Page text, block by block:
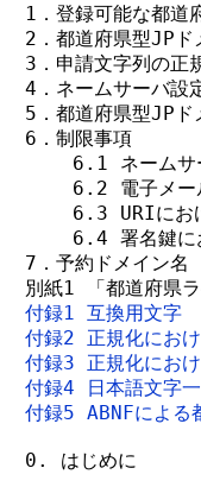
1．登録可能な都道
2．都道府県型JPド
3．申請文字列の正
4．ネームサーバ設
5．都道府県型JPド
6．制限事項
6.1 ネームサ
6.2 電子メー
6.3 URIにお
6.4 署名鍵に
7．予約ドメイン名
付録1 互換用文字
付録2 正規化にお
付録3 正規化にお
付録4 日本語文字
付録5 ABNFによる
0. はじめに